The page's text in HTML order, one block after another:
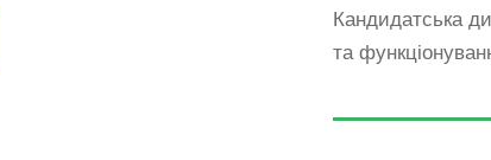
Кандидатська
та